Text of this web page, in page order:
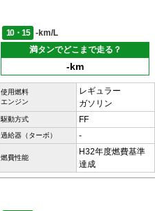
10・15
-km/L
満タンでどこまで走る？
-km
使用燃料
エンジン
レギュラー
ガソリン
駆動方式 FF
過給器（ターボ） -
燃費性能
H32年度燃費基準
達成